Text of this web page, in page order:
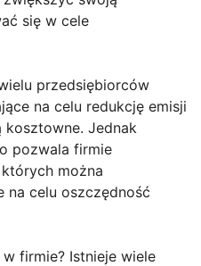
się w cele
przedsiębiorców
na celu redukcję emisji
kosztowne. Jednak
pozwala firmie
można
na celu oszczędność
firmie? Istnieje wiele